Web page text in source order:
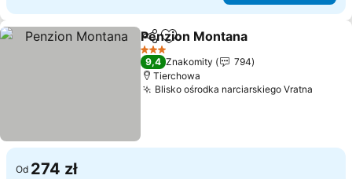
Udostępnij
Dodaj do ulubionych
Penzion Montana
3 Kategoria
9,4 Znakomity
794
Tierchowa
Blisko ośrodka narciarskiego Vratna
Od 274 zł